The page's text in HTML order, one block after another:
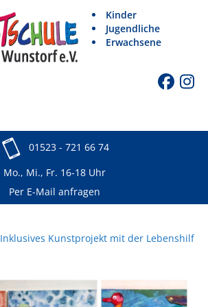
Kinder
Jugendliche
Erwachsene
01523 - 721 66 74
Mo., Mi., Fr. 16-18 Uhr
Per E-Mail anfragen
Inklusives Kunstprojekt mit der Lebenshilfe